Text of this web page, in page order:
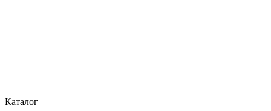
Каталог